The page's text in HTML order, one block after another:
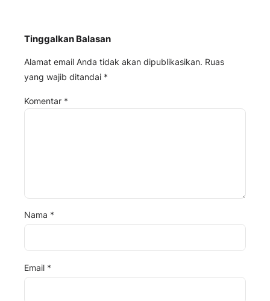
Tinggalkan Balasan
Alamat email Anda tidak akan dipublikasikan. Ruas
yang wajib ditandai *
Komentar *
Nama *
Email *